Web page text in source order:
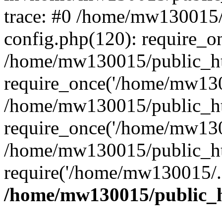
trace: #0 /home/
config.php(120):
/home/mw130015/
require_once('/home/
/home/mw130015/
require_once('/home/
/home/mw130015/
require('/home/
/home/mw130015/